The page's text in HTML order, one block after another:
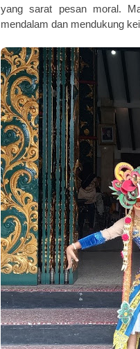
yang sarat pesan moral.
mendalam dan mendukung